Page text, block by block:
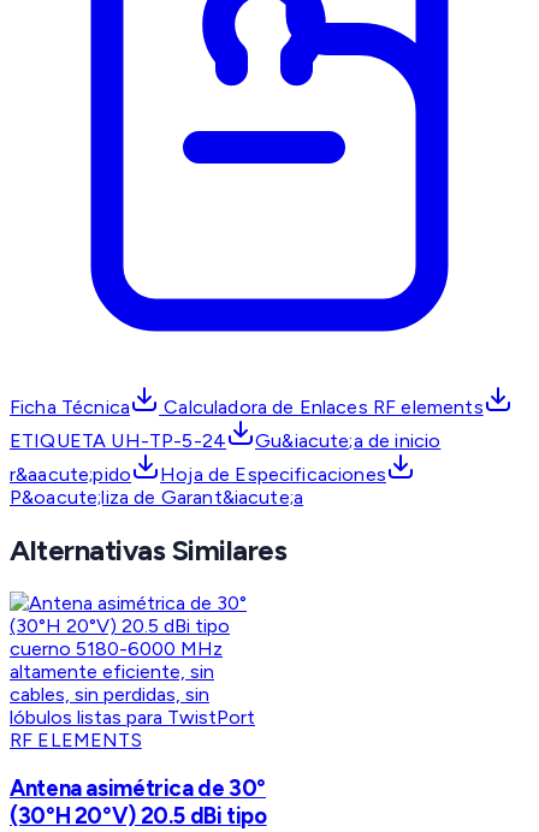
Ficha Técnica
Calculadora de Enlaces RF elements
ETIQUETA UH-TP-5-24
Gu&iacute;a de inicio
r&aacute;pido
Hoja de Especificaciones
P&oacute;liza de Garant&iacute;a
Alternativas Similares
RF ELEMENTS
Antena asimétrica de 30°
(30°H 20°V) 20.5 dBi tipo